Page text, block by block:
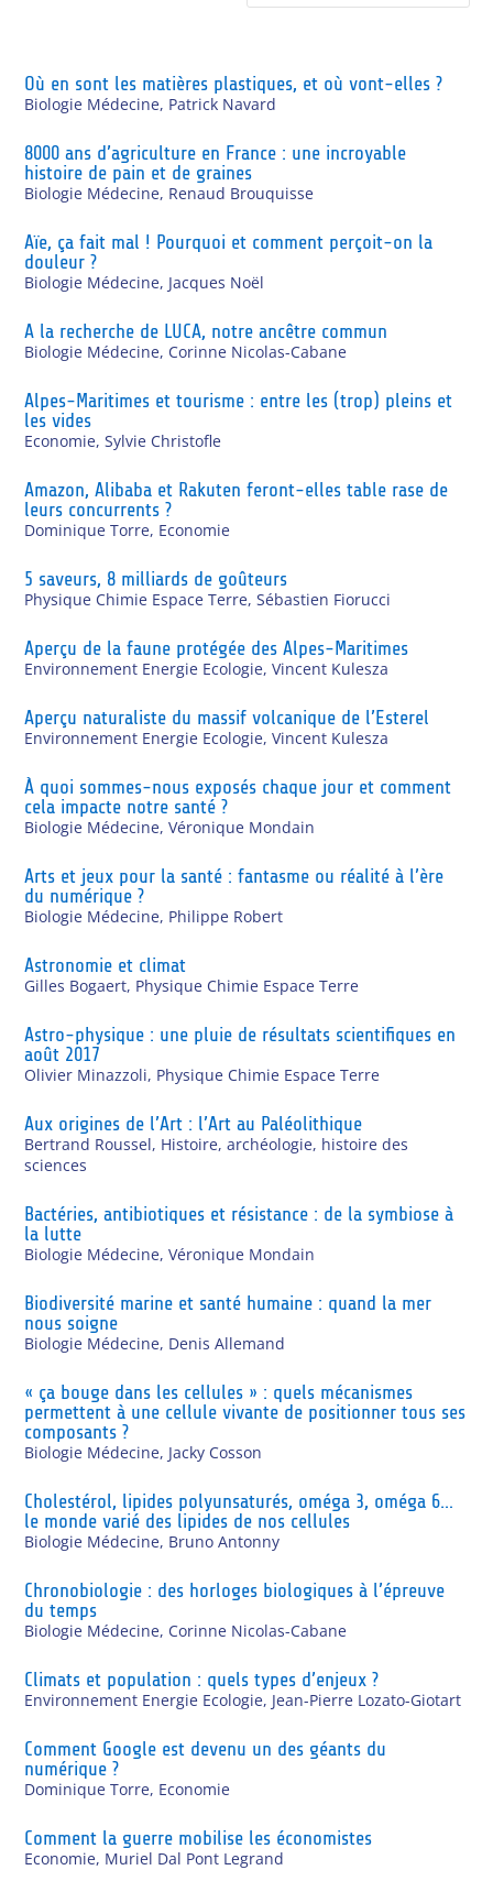
Où en sont les matières plastiques, et où vont-elles ?
Biologie Médecine, Patrick Navard
8000 ans d’agriculture en France : une incroyable
histoire de pain et de graines
Biologie Médecine, Renaud Brouquisse
Aïe, ça fait mal ! Pourquoi et comment perçoit-on la
douleur ?
Biologie Médecine, Jacques Noël
A la recherche de LUCA, notre ancêtre commun
Biologie Médecine, Corinne Nicolas-Cabane
Alpes-Maritimes et tourisme : entre les (trop) pleins et
les vides
Economie,Sylvie Christofle
Amazon, Alibaba et Rakuten feront-elles table rase de
leurs concurrents ?
Dominique Torre, Economie
5 saveurs, 8 milliards de goûteurs
Physique Chimie Espace Terre,Sébastien Fiorucci
Aperçu de la faune protégée des Alpes-Maritimes
Environnement Energie Ecologie,Vincent Kulesza
Aperçu naturaliste du massif volcanique de l’Esterel
Environnement Energie Ecologie,Vincent Kulesza
À quoi sommes-nous exposés chaque jour et comment
cela impacte notre santé ?
Biologie Médecine,Véronique Mondain
Arts et jeux pour la santé : fantasme ou réalité à l’ère
du numérique ?
Biologie Médecine, Philippe Robert
Astronomie et climat
Gilles Bogaert, Physique Chimie Espace Terre
Astro-physique : une pluie de résultats scientifiques en
août 2017
Olivier Minazzoli, Physique Chimie Espace Terre
Aux origines de l’Art : l’Art au Paléolithique
Bertrand Roussel, Histoire, archéologie, histoire des
sciences
Bactéries, antibiotiques et résistance : de la symbiose à
la lutte
Biologie Médecine,Véronique Mondain
Biodiversité marine et santé humaine : quand la mer
nous soigne
Biologie Médecine, Denis Allemand
« ça bouge dans les cellules » : quels mécanismes
permettent à une cellule vivante de positionner tous ses
composants ?
Biologie Médecine, Jacky Cosson
Cholestérol, lipides polyunsaturés, oméga 3, oméga 6…
le monde varié des lipides de nos cellules
Biologie Médecine, Bruno Antonny
Chronobiologie : des horloges biologiques à l’épreuve
du temps
Biologie Médecine, Corinne Nicolas-Cabane
Climats et population : quels types d’enjeux ?
Environnement Energie Ecologie, Jean-Pierre Lozato-Giotart
Comment Google est devenu un des géants du
numérique ?
Dominique Torre, Economie
Comment la guerre mobilise les économistes
Economie, Muriel Dal Pont Legrand